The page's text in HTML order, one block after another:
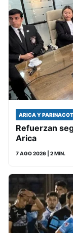
ARICA Y
Refuerzan
Arica
7 AGO 2026 | 2 MIN.